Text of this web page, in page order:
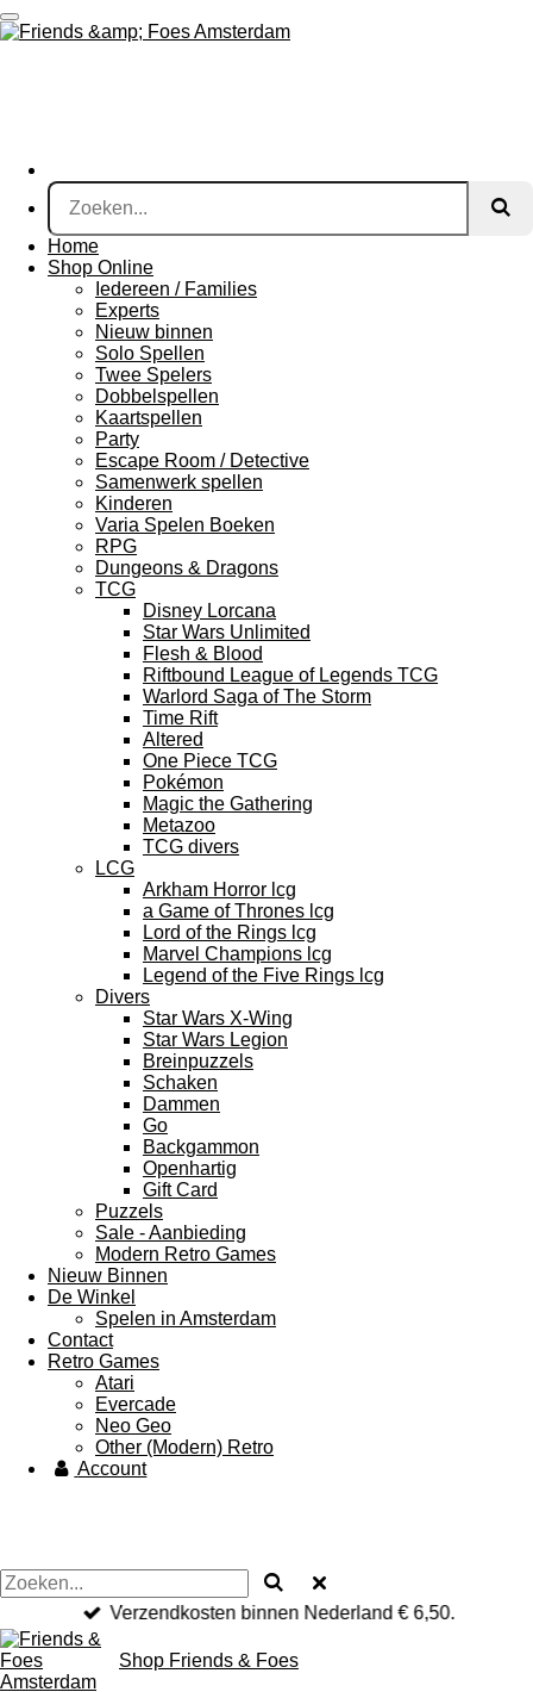
Ga
direct
Home
Shop Online
Iedereen / Families
Experts
Nieuw binnen
Solo Spellen
Twee Spelers
Dobbelspellen
Kaartspellen
Party
Escape Room / Detective
Samenwerk spellen
Kinderen
Varia Spelen Boeken
RPG
Dungeons & Dragons
TCG
Disney Lorcana
Star Wars Unlimited
Flesh & Blood
Riftbound League of Legends TCG
Warlord Saga of The Storm
Time Rift
Altered
One Piece TCG
Pokémon
Magic the Gathering
Metazoo
TCG divers
LCG
Arkham Horror lcg
a Game of Thrones lcg
Lord of the Rings lcg
Marvel Champions lcg
Legend of the Five Rings lcg
Divers
Star Wars X-Wing
Star Wars Legion
Breinpuzzels
Schaken
Dammen
Go
Backgammon
Openhartig
Gift Card
Puzzels
Sale - Aanbieding
Modern Retro Games
Nieuw Binnen
De Winkel
Spelen in Amsterdam
Contact
Retro Games
Atari
Evercade
Neo Geo
Other (Modern) Retro
Account
Verzendkosten binnen Nederland € 6,50.
Shop Friends & Foes